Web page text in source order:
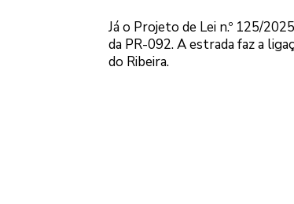
Já o Projeto de Lei n.º 125/
da PR-092. A estrada faz a
do Ribeira.